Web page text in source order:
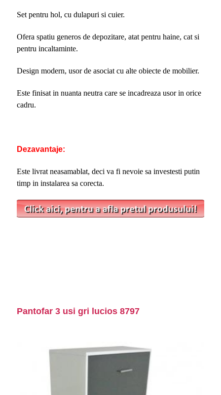
Set pentru hol, cu dulapuri si cuier.
Ofera spatiu generos de depozitare, atat pentru haine, cat si
pentru incaltaminte.
Design modern, usor de asociat cu alte obiecte de mobilier.
Este finisat in nuanta neutra care se incadreaza usor in orice
cadru.
Dezavantaje:
Este livrat neasamablat, deci va fi nevoie sa investesti putin
timp in instalarea sa corecta.
Pantofar 3 usi gri lucios 8797